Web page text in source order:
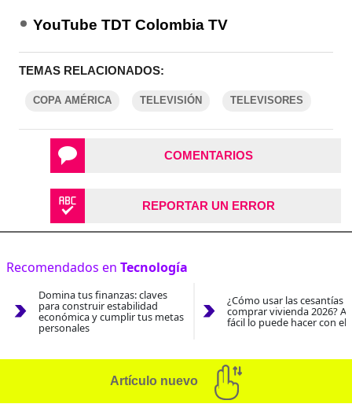
YouTube TDT Colombia TV
TEMAS RELACIONADOS:
COPA AMÉRICA TELEVISIÓN TELEVISORES
COMENTARIOS
REPORTAR UN ERROR
Recomendados en Tecnología
Domina tus finanzas: claves
para construir estabilidad
económica y cumplir tus metas
personales
¿Cómo usar las cesantías
comprar vivienda 2026?
fácil lo puede hacer con el
Artículo nuevo